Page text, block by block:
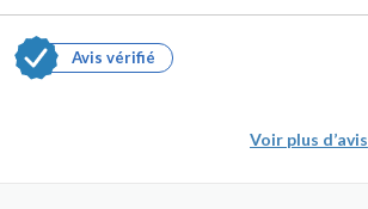
Avis vérifié
Voir plus d’avis